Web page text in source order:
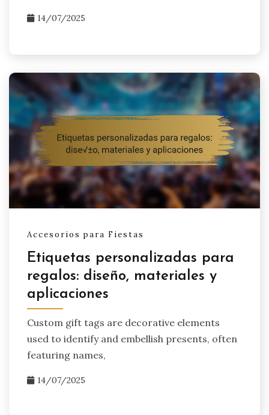
14/07/2025
Accesorios para Fiestas
Etiquetas personalizadas para
regalos: diseño, materiales y
aplicaciones
Custom gift tags are decorative elements
used to identify and embellish presents, often
featuring names,
14/07/2025